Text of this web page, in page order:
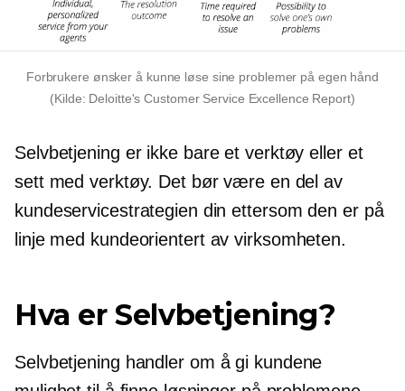
Forbrukere ønsker å kunne løse sine problemer på egen hånd
(Kilde: Deloitte's Customer Service Excellence Report)
Selvbetjening er ikke bare et verktøy eller et
sett med verktøy. Det bør være en del av
kundeservicestrategien din ettersom den er på
linje med kundeorientertav virksomheten.
Hva erSelvbetjening?
Selvbetjening handler om å gi kundene